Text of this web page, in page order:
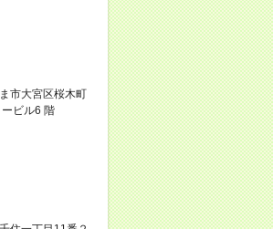
市大宮区桜木町
ビル6 階